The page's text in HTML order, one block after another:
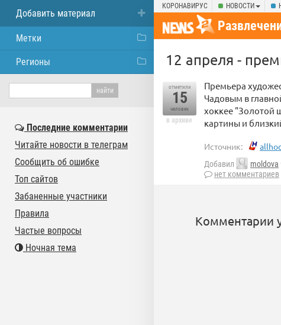
КОРОНАВИРУС НОВОСТИ
12 апреля -
отметили
15
человек
в архиве
Премьера
Чадовым в
хоккее "Золотой
картины и
Источник:
Добавил moldova
нет комментариев
Комментарии
Добавить материал
Метки
Регионы
Последние комментарии
Читайте новости в телеграм
Сообщить об ошибке
Топ сайтов
Забаненные участники
Правила
Частые вопросы
Ночная тема